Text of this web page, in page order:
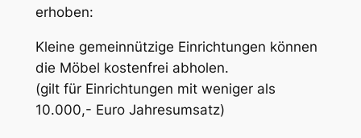
erhoben:
Kleine gemeinnützige Einrichtungen können
die Möbel kostenfrei abholen.
(gilt für Einrichtungen mit weniger als
10.000,- Euro Jahresumsatz)